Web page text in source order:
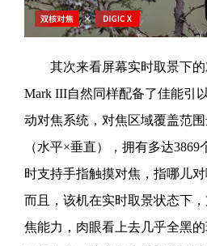
其次来看屏幕实时取景下的
Mark III自然同样配备了佳能引
动对焦系统，对焦区域覆盖范围
（水平×垂直），拥有多达
时支持手指触摸对焦，指哪儿对
而且，该机在实时取景状态下
焦能力，肉眼看上去几乎全黑的